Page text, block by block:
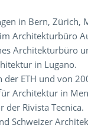
in Bern, Zürich,
Architekturbüro
Architekturbüro
in Lugano.
der ETH und von
Architektur in
der Rivista Tecnica.
Schweizer